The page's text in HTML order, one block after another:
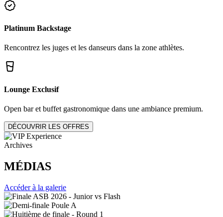
Platinum Backstage
Rencontrez les juges et les danseurs dans la zone athlètes.
Lounge Exclusif
Open bar et buffet gastronomique dans une ambiance premium.
DÉCOUVRIR LES OFFRES
Archives
MÉDIAS
Accéder à la galerie